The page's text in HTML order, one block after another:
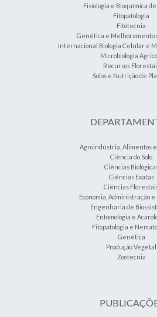
Fisiologia e Bioquímica
Fitopatologia
Fitotecnia
Genética e Melhoramento
Internacional Biologia Celular e
Microbiologia
Recursos
Solos e Nutrição de
Agroindústria, Alimentos
Ciência do Solo
Ciências
Ciências Exatas
Ciências
Economia, Administração e
Engenharia de
Entomologia e
Fitopatologia e
Genética
Produção Vegetal
Zootecnia